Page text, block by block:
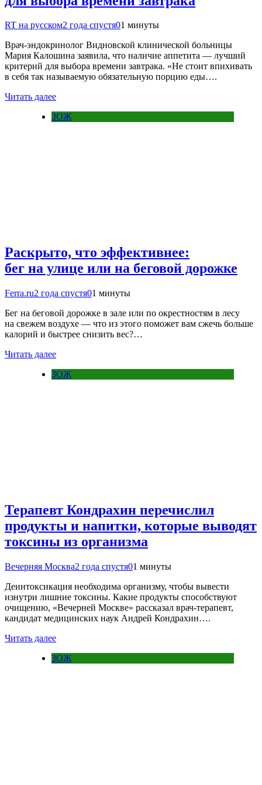
RT на русском2 года спустя01 минуты
Врач-эндокринолог Видновской клинической больницы
Мария Калошина заявила, что наличие аппетита — лучший
критерий для выбора времени завтрака. «Не стоит впихивать
в себя так называемую обязательную порцию еды….
Читать далее
ЗОЖ
Раскрыто, что эффективнее:
бег на улице или на беговой дорожке
Ferra.ru2 года спустя01 минуты
Бег на беговой дорожке в зале или по окрестностям в лесу
на свежем воздухе — что из этого поможет вам сжечь больше
калорий и быстрее снизить вес?…
Читать далее
ЗОЖ
Терапевт Кондрахин перечислил
продукты и напитки, которые выводят
токсины из организма
Вечерняя Москва2 года спустя01 минуты
Деинтоксикация необходима организму, чтобы вывести
изнутри лишние токсины. Какие продукты способствуют
очищению, «Вечерней Москве» рассказал врач-терапевт,
кандидат медицинских наук Андрей Кондрахин….
Читать далее
ЗОЖ